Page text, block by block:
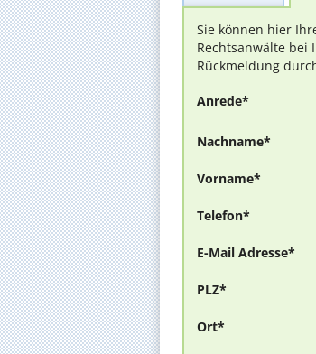
Sie können hier
Rechtsanwälte bei
Rückmeldung
Anrede*
Nachname*
Vorname*
Telefon*
E-Mail Adresse*
PLZ*
Ort*